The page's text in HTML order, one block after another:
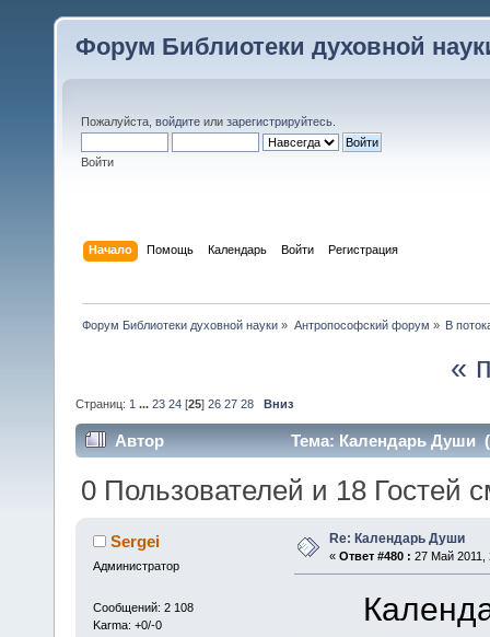
Форум Библиотеки духовной
Пожалуйста, войдите или зарегистрируйтесь
Войти
Начало Помощь Календарь Войти Регистрация
Форум Библиотеки духовной науки » Антропософский форум » В
«
Страниц: 1 ... 23 24 [25] 26 27 28 Вниз
Автор Тема: Календарь Души
0 Пользователей и 18 Гостей
Sergei
Администратор
Сообщений: 2 108
Karma: +0/-0
Re: Календарь Души
« Ответ #480 : 27 Май 2011,